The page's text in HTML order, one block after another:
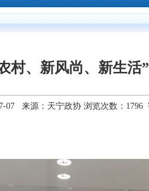
村、新风尚、新生活
07 来源：天宁政协 浏览次数： 1796